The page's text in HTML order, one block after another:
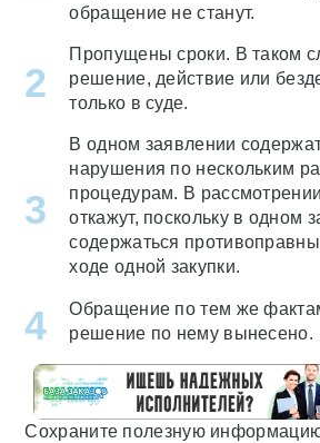
обращение не станут.
Пропущены сроки. В таком
решение, действие или
только в суде.
В одном заявлении
нарушения по нескольким
процедурам. В
откажут, поскольку в одном
содержаться
ходе одной закупки.
Обращение по тем же
решение по нему вынесено.
Сохраните полезную